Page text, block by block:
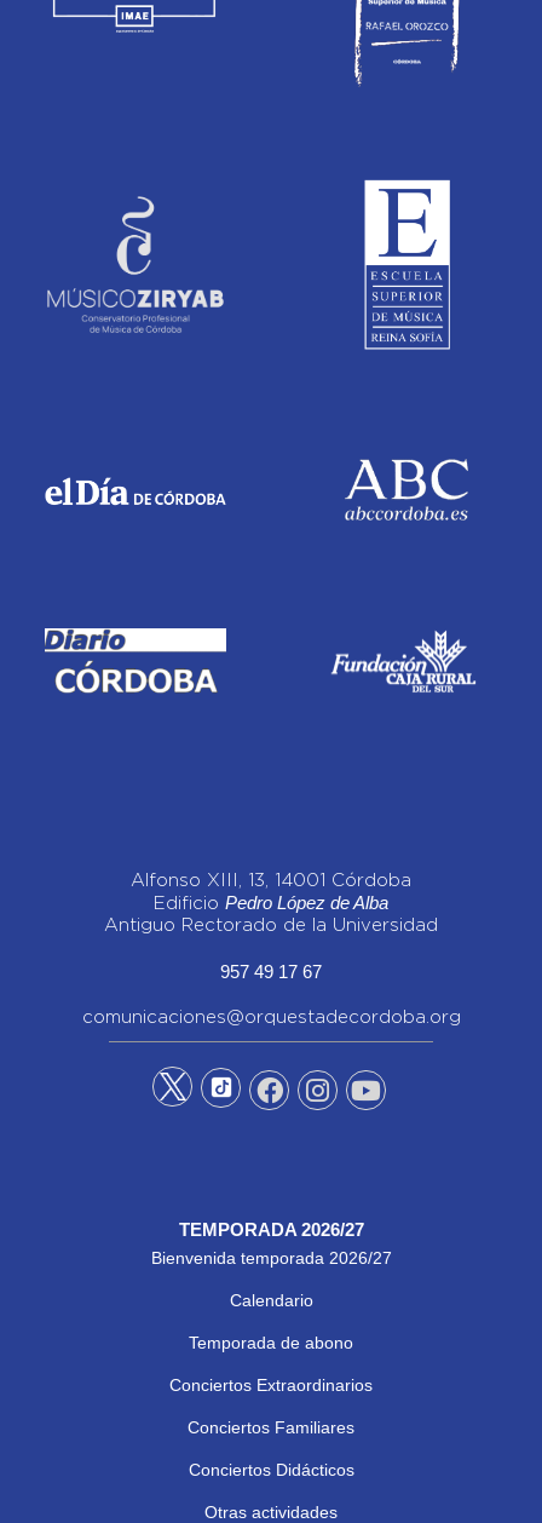
Alfonso XIII, 13, 14001 Córdoba
Edificio Pedro López de Alba
Antiguo Rectorado de la Universidad
957 49 17 67
comunicaciones@orquestadecordoba.org
TEMPORADA 2026/27
Bienvenida temporada 2026/27
Calendario
Temporada de abono
Conciertos Extraordinarios
Conciertos Familiares
Conciertos Didácticos
Otras actividades